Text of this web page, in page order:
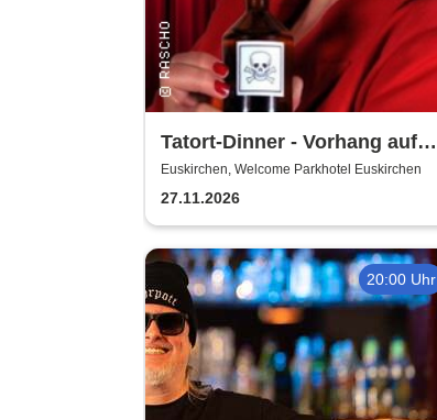
Tatort-Dinner - Vorhang auf
für Mord
Euskirchen, Welcome Parkhotel Euskirchen
27.11.2026
20:00 Uhr